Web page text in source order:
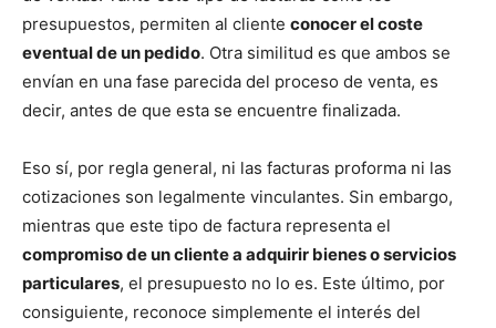
presupuestos, permiten al cliente conocer el coste
eventual de un pedido. Otra similitud es que ambos se
envían en una fase parecida del proceso de venta, es
decir, antes de que esta se encuentre finalizada.
Eso sí, por regla general, ni las facturas proforma ni las
cotizaciones son legalmente vinculantes. Sin embargo,
mientras que este tipo de factura representa el
compromiso de un cliente a adquirir bienes o servicios
particulares, el presupuesto no lo es. Este último, por
consiguiente, reconoce simplemente el interés del